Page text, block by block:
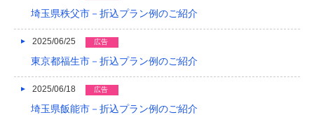
2017/05
2017/04
埼玉県秩父市－折込プラン例のご紹介
2025/06/25 広告
東京都福生市－折込プラン例のご紹介
2025/06/18 広告
埼玉県飯能市－折込プラン例のご紹介